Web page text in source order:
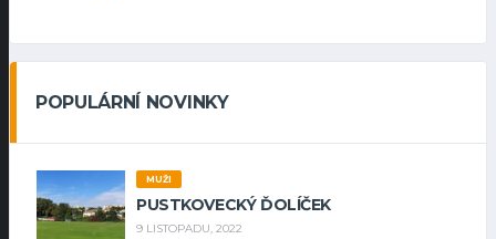
POPULÁRNÍ NOVINKY
MUŽI
PUSTKOVECKÝ ĎOLÍČEK
9 LISTOPADU, 2022